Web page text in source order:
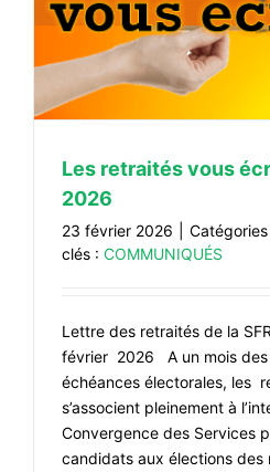
Les retraités vous
2026
23 février 2026 Catégories
clés : COMMUNIQUÉS
Lettre des retraités de
février 2026 A un mois
échéances électorales, les
s’associent pleinement à
Convergence des Services
candidats aux élections des